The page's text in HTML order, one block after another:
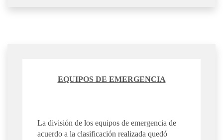
EQUIPOS DE EMERGENCIA
La división de los equipos de emergencia de
acuerdo a la clasificación realizada quedó